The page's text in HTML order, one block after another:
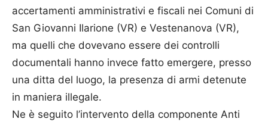
accertamenti amministrativi e fiscali nei Comuni di
San Giovanni Ilarione (VR) e Vestenanova (VR),
ma quelli che dovevano essere dei controlli
documentali hanno invece fatto emergere, presso
una ditta del luogo, la presenza di armi detenute
in maniera illegale.
Ne è seguito l’intervento della componente Anti